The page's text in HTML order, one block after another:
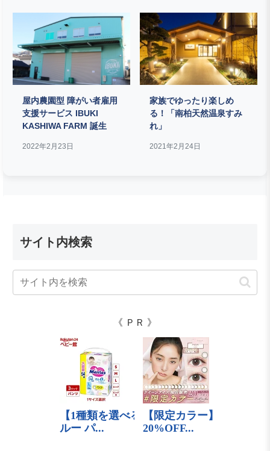
屋内農園型 障がい者雇用
支援サービス IBUKI
KASHIWA FARM 誕生
2022年2月23日
家族でゆったり楽しめ
る！「南柏天然温泉すみ
れ」
2021年2月24日
サイト内検索
《 ＰＲ 》